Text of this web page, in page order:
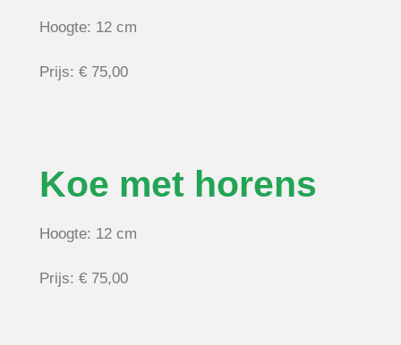
Hoogte: 12 cm
Prijs: € 75,00
Koe met horens
Hoogte: 12 cm
Prijs: € 75,00